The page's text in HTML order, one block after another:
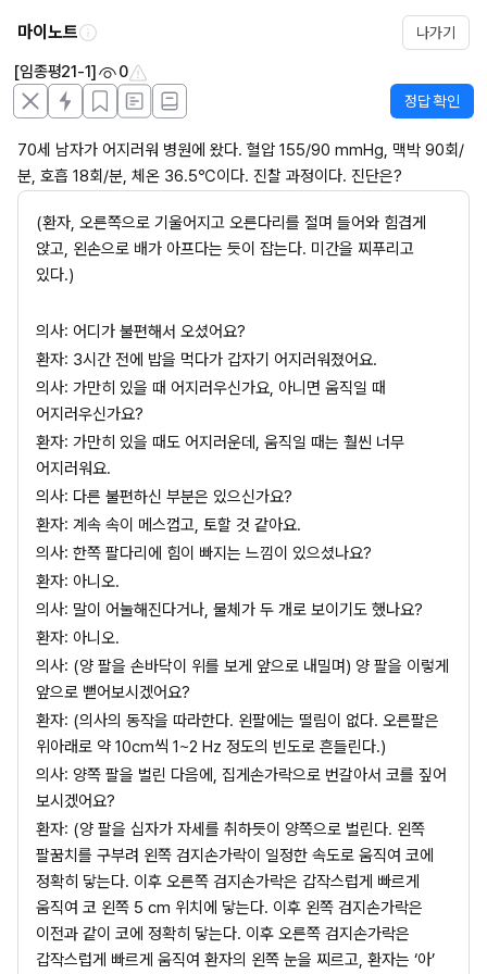
마이노트 나가기
[임종평21-1] 0
정답 확인
70세 남자가 어지러워 병원에 왔다. 혈압 155/90 mmHg, 맥박 90회/
분, 호흡 18회/분, 체온 36.5℃이다. 진찰 과정이다. 진단은?
(환자, 오른쪽으로 기울어지고 오른다리를 절며 들어와 힘겹게
앉고, 왼손으로 배가 아프다는 듯이 잡는다. 미간을 찌푸리고
있다.)
의사: 어디가 불편해서 오셨어요?
환자: 3시간 전에 밥을 먹다가 갑자기 어지러워졌어요.
의사: 가만히 있을 때 어지러우신가요, 아니면 움직일 때
어지러우신가요?
환자: 가만히 있을 때도 어지러운데, 움직일 때는 훨씬 너무
어지러워요.
의사: 다른 불편하신 부분은 있으신가요?
환자: 계속 속이 메스껍고, 토할 것 같아요.
의사: 한쪽 팔다리에 힘이 빠지는 느낌이 있으셨나요?
환자: 아니오.
의사: 말이 어눌해진다거나, 물체가 두 개로 보이기도 했나요?
환자: 아니오.
의사: (양 팔을 손바닥이 위를 보게 앞으로 내밀며) 양 팔을 이렇게
앞으로 뻗어보시겠어요?
환자: (의사의 동작을 따라한다. 왼팔에는 떨림이 없다. 오른팔은
위아래로 약 10cm씩 1~2 Hz 정도의 빈도로 흔들린다.)
의사: 양쪽 팔을 벌린 다음에, 집게손가락으로 번갈아서 코를 짚어
보시겠어요?
환자: (양 팔을 십자가 자세를 취하듯이 양쪽으로 벌린다. 왼쪽
팔꿈치를 구부려 왼쪽 검지손가락이 일정한 속도로 움직여 코에
정확히 닿는다. 이후 오른쪽 검지손가락은 갑작스럽게 빠르게
움직여 코 왼쪽 5 cm 위치에 닿는다. 이후 왼쪽 검지손가락은
이전과 같이 코에 정확히 닿는다. 이후 오른쪽 검지손가락은
갑작스럽게 빠르게 움직여 환자의 왼쪽 눈을 찌르고, 환자는 ‘아’